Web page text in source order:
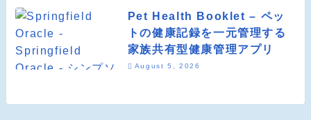
Pet Health Booklet – ペッ
トの健康記録を一元管理する
家族共有型健康管理アプリ
August 5, 2026